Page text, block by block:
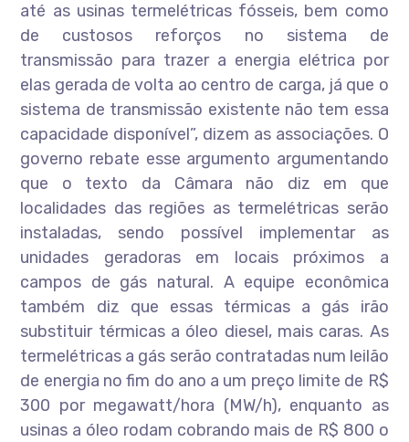
até as usinas termelétricas fósseis, bem como
de custosos reforços no sistema de
transmissão para trazer a energia elétrica por
elas gerada de volta ao centro de carga, já que o
sistema de transmissão existente não tem essa
capacidade disponível”, dizem as associações. O
governo rebate esse argumento argumentando
que o texto da Câmara não diz em que
localidades das regiões as termelétricas serão
instaladas, sendo possível implementar as
unidades geradoras em locais próximos a
campos de gás natural. A equipe econômica
também diz que essas térmicas a gás irão
substituir térmicas a óleo diesel, mais caras. As
termelétricas a gás serão contratadas num leilão
de energia no fim do ano a um preço limite de R$
300 por megawatt/hora (MW/h), enquanto as
usinas a óleo rodam cobrando mais de R$ 800 o